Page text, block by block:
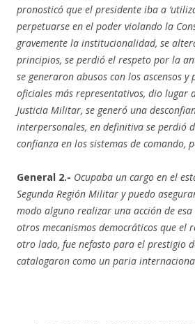
pronosticó que el presidente iba a
perpetuarse en el poder violando la
gravemente la institucionalidad, se
principios, se perdió el respeto por la
se generaron abusos con los ascensos
oficiales más representativos, dio lugar
Justicia Militar, se generó una
interpersonales, en definitiva se perdió
confianza en los sistemas de comando,
General 2.- Ocupaba un cargo en el
Segunda Región Militar y puedo
modo alguno realizar una acción de
otros mecanismos democráticos que el
otro lado, fue nefasto para el prestigio
catalogaron como un paria